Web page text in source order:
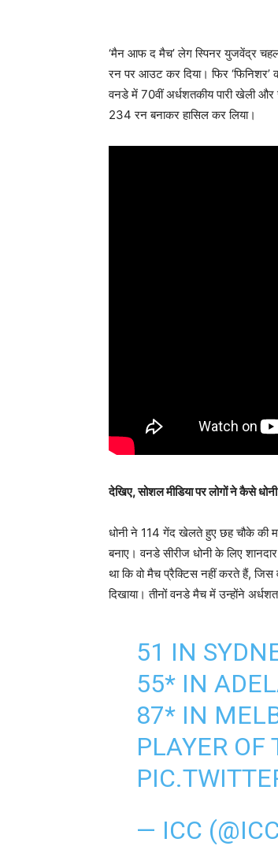
‘मैन आफ द मैच’ लेग स्पिनर युजवेंद्र
रन पर आउट कर दिया। फिर ‘फिनिशर’
वनडे में 70वीं अर्धशतकीय पारी खेली
234 रन बनाकर हासिल कर लिया।
देखिए, सोशल मीडिया पर लोगों ने कैसे
धोनी ने 114 गेंद खेलते हुए छह चौके की
बनाए। वनडे सीरीज धोनी के लिए
था कि वो मैच प्रैक्टिस नहीं करते हैं,
दिखाया। तीनों वनडे मैच में उन्होंने
51 IN
55* IN
87* IN
PLAYER OF
— ICC